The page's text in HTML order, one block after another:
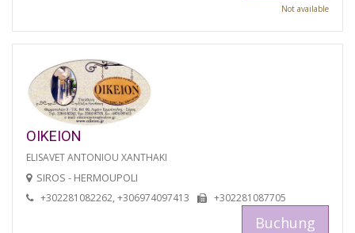
Not available
OIKEION
ELISAVET ANTONIOU XANTHAKI
SIROS - HERMOUPOLI
+302281082262, +306974097413 +302281087705
Buchung